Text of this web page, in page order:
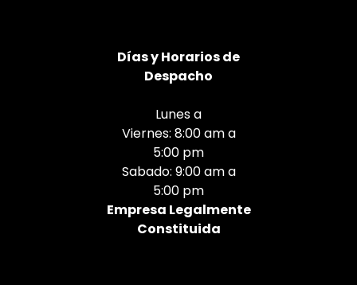
Díasy Horarios de
Despacho
Lunes a
Viernes: 8:00 am a
5:00 pm
Sabado: 9:00 am a
5:00 pm
Empresa Legalmente
Constituida